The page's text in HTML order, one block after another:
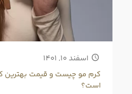
اسفند ۱۰, ۱۴۰۱
کرم مو چیست و قیمت بهترین
است؟